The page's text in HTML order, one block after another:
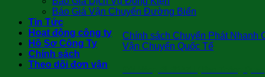
Báo Giá Vận Chuyển Đường Biển
Tin Tức
Hoạt động công ty
Hồ Sơ Công Ty
Chính sách
Theo dõi đơn vận
Chính sách Chuyển Phát Nhanh
Vận Chuyển Quốc Tế